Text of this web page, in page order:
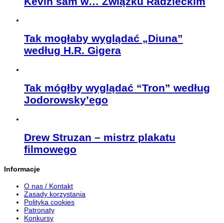
Tak mogłaby wyglądać „Diuna”
według H.R. Gigera
Tak mógłby wyglądać “Tron” według
Jodorowsky’ego
Drew Struzan – mistrz plakatu
filmowego
Informacje
O nas / Kontakt
Zasady korzystania
Polityka cookies
Patronaty
Konkursy